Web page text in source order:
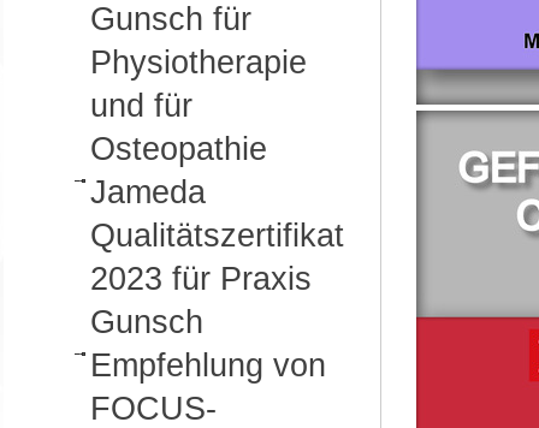
Gunsch für
Physiotherapie
und für
Osteopathie
Jameda
Qualitätszertifikat
2023 für Praxis
Gunsch
Empfehlung von
FOCUS-